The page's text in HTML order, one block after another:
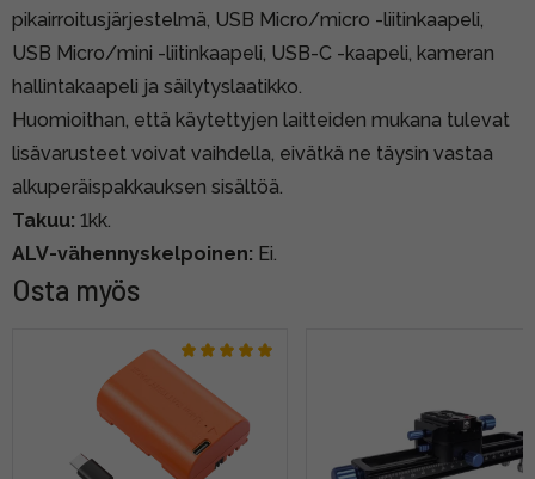
pikairroitusjärjestelmä, USB Micro/micro -liitinkaapeli,
USB Micro/mini -liitinkaapeli, USB-C -kaapeli, kameran
hallintakaapeli ja säilytyslaatikko.
Huomioithan, että käytettyjen laitteiden mukana tulevat
lisävarusteet voivat vaihdella, eivätkä ne täysin vastaa
alkuperäispakkauksen sisältöä.
Takuu: 1kk.
ALV-vähennyskelpoinen: Ei.
Osta myös